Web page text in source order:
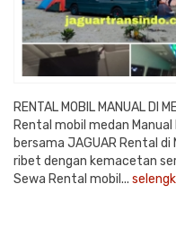
RENTAL MOBIL MANUAL DI
Rental mobil medan
bersama JAGUAR Rental
ribet dengan kemacetan
Sewa Rental mobil...